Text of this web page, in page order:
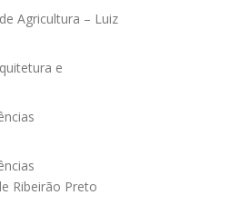
Agricultura – Luiz
e
Ribeirão Preto